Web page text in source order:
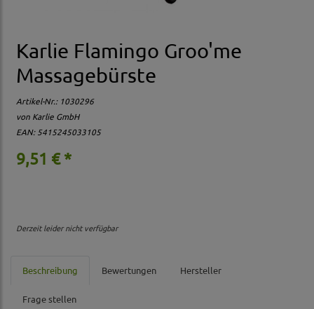
Karlie Flamingo Groo'me
Massagebürste
Artikel-Nr.: 1030296
von Karlie GmbH
EAN: 5415245033105
9,51 € *
Derzeit leider nicht verfügbar
Beschreibung Bewertungen Hersteller
Frage stellen